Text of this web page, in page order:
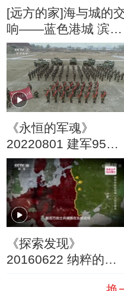
[远方的家]海与城的
响——蓝色港城 滨海
风情 山东烟台：新鲜
海货 鲁菜珍馐
《永恒的军魂》
20220801 建军95周
年特别节目
《探索发现》
20160622 纳粹的秘